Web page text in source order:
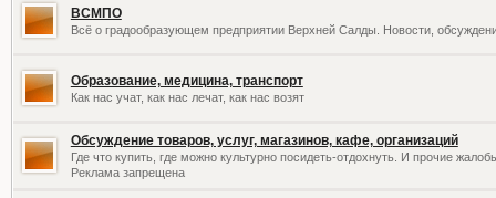
ВСМПО
Всё о градообразующем предприятии Верхней Салды. Новости,
Образование, медицина, транспорт
Как нас учат, как нас лечат, как нас возят
Обсуждение товаров, услуг, магазинов, кафе, организаций
Где что купить, где можно культурно посидеть-отдохнуть. И прочие
Реклама запрещена